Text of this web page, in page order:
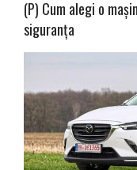
(P) Cum alegi o
siguranța